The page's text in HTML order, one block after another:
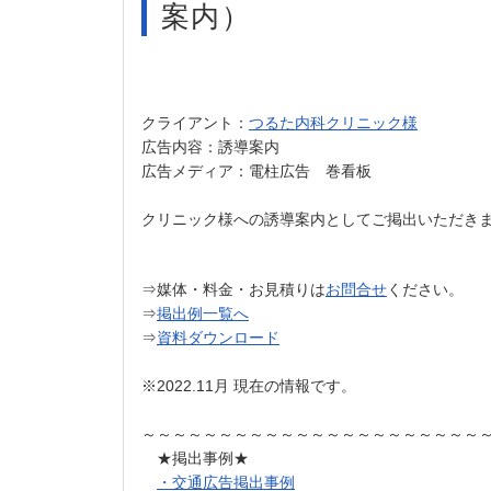
案内）
クライアント： つるた内科クリニック様
広告内容：誘導案内
広告メディア：電柱広告 巻看板
クリニック様への誘導案内としてご掲出いただきま
⇒媒体・料金・お見積りはお問合せください。
⇒掲出例一覧へ
⇒資料ダウンロード
※2022.11月 現在の情報です。
～～～～～～～～～～～～～～～～～～～～～～
★掲出事例★
・交通広告掲出事例